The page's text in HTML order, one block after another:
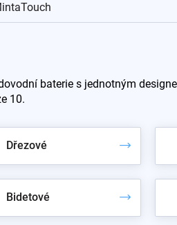
baterie s jednotným
10.
Dřezové
Bidetové